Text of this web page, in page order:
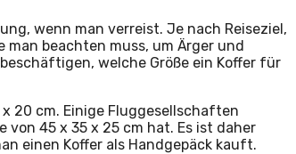
wenn man verreist. Je nach Reiseziel,
beachten muss, um Ärger und
welche Größe ein Koffer für
20 cm. Einige Fluggesellschaften
von 45 x 35 x 25 cm hat. Es ist daher
einen Koffer als Handgepäck kauft.